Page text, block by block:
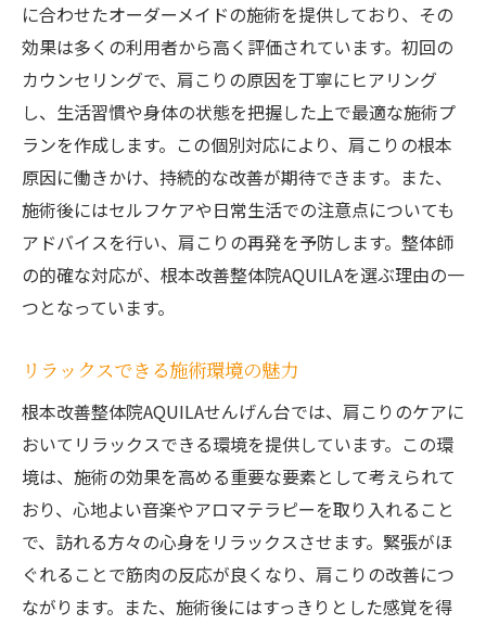
に合わせたオーダーメイドの施術を提供しており、その
効果は多くの利用者から高く評価されています。初回の
カウンセリングで、肩こりの原因を丁寧にヒアリング
し、生活習慣や身体の状態を把握した上で最適な施術プ
ランを作成します。この個別対応により、肩こりの根本
原因に働きかけ、持続的な改善が期待できます。また、
施術後にはセルフケアや日常生活での注意点についても
アドバイスを行い、肩こりの再発を予防します。整体師
の的確な対応が、根本改善整体院AQUILAを選ぶ理由の一
つとなっています。
リラックスできる施術環境の魅力
根本改善整体院AQUILAせんげん台では、肩こりのケアに
おいてリラックスできる環境を提供しています。この環
境は、施術の効果を高める重要な要素として考えられて
おり、心地よい音楽やアロマテラピーを取り入れること
で、訪れる方々の心身をリラックスさせます。緊張がほ
ぐれることで筋肉の反応が良くなり、肩こりの改善につ
ながります。また、施術後にはすっきりとした感覚を得